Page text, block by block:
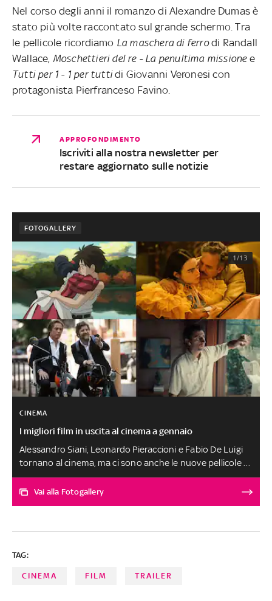
Nel corso degli anni il romanzo di Alexandre Dumas è
stato più volte raccontato sul grande schermo. Tra
le pellicole ricordiamo La maschera di ferrodi Randall
Wallace, Moschettieri del re - La penultima missionee
Tutti per 1 - 1 per tuttidi Giovanni Veronesi con
protagonista Pierfranceso Favino.
APPROFONDIMENTO
Iscriviti alla nostra newsletter per
restare aggiornato sulle notizie
FOTOGALLERY
1/13
CINEMA
I migliori film in uscita al cinema a gennaio
Alessandro Siani, Leonardo Pieraccioni e Fabio De Luigi
tornano al cinema, ma ci sono anche le nuove pellicole di
Taika Waititi e Wes Anderson: ecco i migliori film da
vedere al cinema a gennaio
Vai alla Fotogallery
TAG:
CINEMA FILM TRAILER